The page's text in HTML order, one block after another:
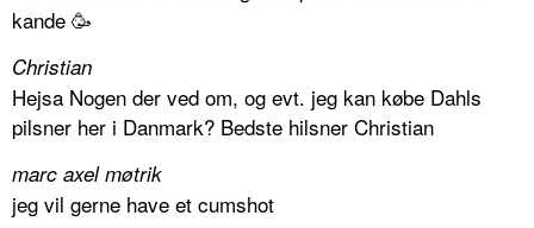
kande 🥳
Christian
Hejsa Nogen der ved om, og evt. jeg kan købe Dahls
pilsner her i Danmark? Bedste hilsner Christian
marc axel møtrik
jeg vil gerne have et cumshot